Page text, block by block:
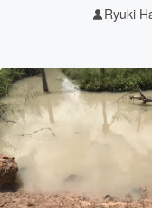
テクノロ
映像・映画
Ryuki